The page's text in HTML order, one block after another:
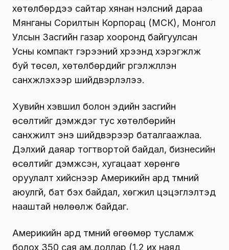
хөтөлбөрүүдээ сайтар хянан үнэлсний дараа
Мянганы Сорилтын Корпорац (МСК), Монгол
Улсын Засгийн газар хооронд байгуулсан
Усны компакт гэрээний хүрээнд хэрэгжүүлж
буй төсөл, хөтөлбөрүүдийг үргэлжлүүлэн
санхүүжүүлэхээр шийдвэрлэлээ.
Хувийн хэвшил болон эдийн засгийн
өсөлтийг дэмждэг тус хөтөлбөрийн
санхүүжилт энэ шийдвэрээр баталгаажлаа.
Дэлхий даяар тогтвортой байдал, бизнесийн
өсөлтийг дэмжсэн, хугацаат хөрөнгө
оруулалт хийснээр Америкийн ард түмний
аюулгүй, бат бэх байдал, хөгжил цэцэглэлтэд
нааштай нөлөөлж байдаг.
Америкийн ард түмний өгөөмөр тусламж
болох 350 сая ам.доллар (1.2 их наяд